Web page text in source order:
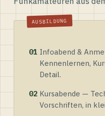
01 Infoabend &
Kennenlernen,
Detail.
02 Kursabende —
Vorschriften, in